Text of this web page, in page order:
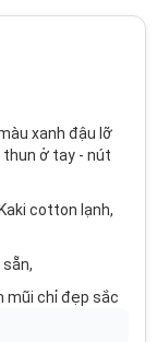
xanh đậu lỡ
thun ở tay - nút
cotton lạnh,
mũi chỉ đẹp sắc